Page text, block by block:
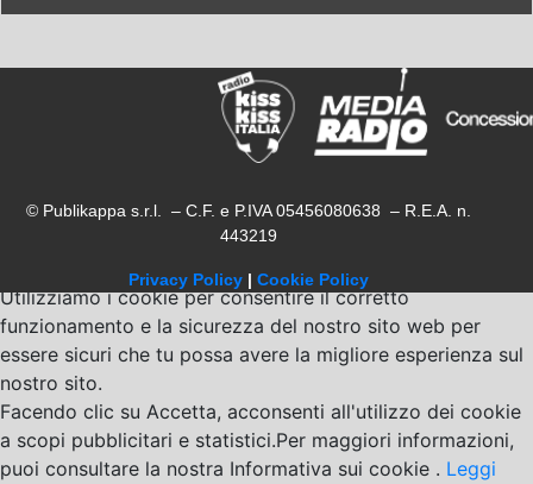
© Publikappa s.r.l. – C.F. e P.IVA 05456080638 – R.E.A. n.
443219
Privacy Policy | Cookie Policy
Utilizziamo i cookie per consentire il corretto
funzionamento e la sicurezza del nostro sito web per
essere sicuri che tu possa avere la migliore esperienza sul
nostro sito.
Facendo clic su Accetta, acconsenti all'utilizzo dei cookie
a scopi pubblicitari e statistici.Per maggiori informazioni,
puoi consultare la nostra Informativa sui cookie . Leggi